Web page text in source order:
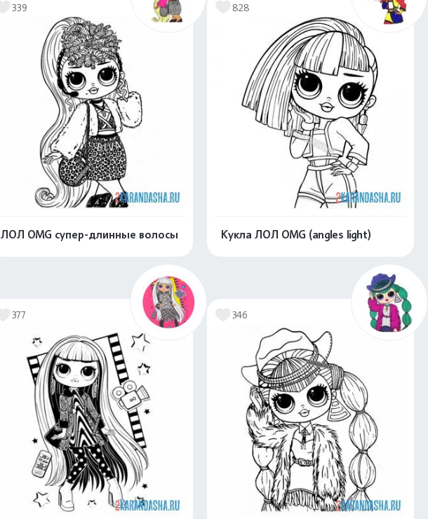
339
ЛОЛ OMG супер-длинные волосы
828
Кукла ЛОЛ OMG (angles light)
Распечатать и скачать
377 346